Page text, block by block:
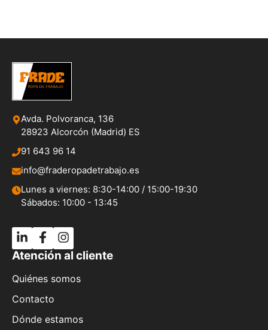
Avda. Polvoranca, 136
28923 Alcorcón (Madrid) ES
91 643 96 14
info@fraderopadetrabajo.es
Lunes a viernes: 8:30-14:00 / 15:00-19:30
Sábados: 10:00 - 13:45
Atención al cliente
Quiénes somos
Contacto
Dónde estamos